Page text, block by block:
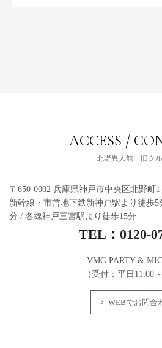
ACCESS /
北野異人館 旧ク
〒650-0002 兵庫県神戸市中央区北野町
新幹線・市営地下鉄新神戸駅より徒歩5
分 / 各線神戸三宮駅より徒歩15分
TEL： 0120-
VMG PARTY &
（受付：平日11:00～
WEBでお問合